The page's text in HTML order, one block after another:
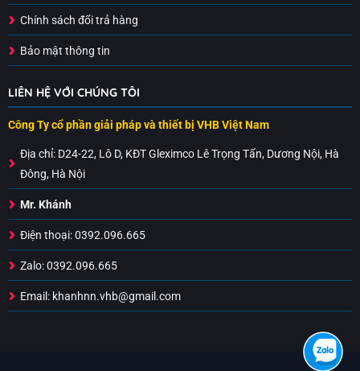
Chính sách đổi trả hàng
Bảo mật thông tin
LIÊN HỆ VỚI CHÚNG TÔI
Công Ty cổ phần giải pháp và thiết bị VHB Việt Nam
Địa chỉ: D24-22, Lô D, KĐT Gleximco Lê Trọng Tấn, Dương Nội, Hà
Đông, Hà Nội
Mr. Khánh
Điện thoại: 0392.096.665
Zalo: 0392.096.665
Email: khanhnn.vhb@gmail.com